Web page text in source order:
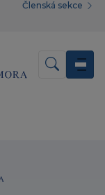
Členská sekce